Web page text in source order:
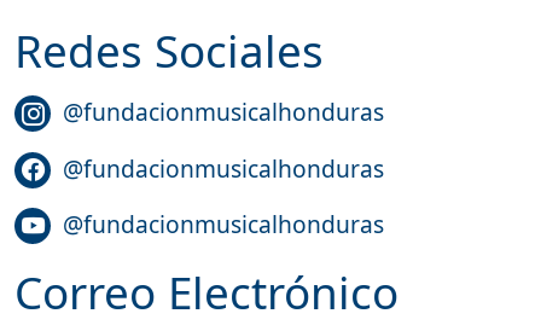
Redes Sociales
@fundacionmusicalhonduras
@fundacionmusicalhonduras
@fundacionmusicalhonduras
Correo Electrónico